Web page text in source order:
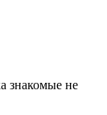
знакомые не